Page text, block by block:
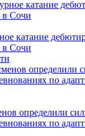
катание
Сочи
определили
по